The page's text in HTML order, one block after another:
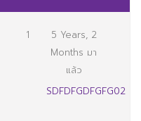
1
5 Years, 2
Months มา
แล้ว
SDFDFGDFGFG02